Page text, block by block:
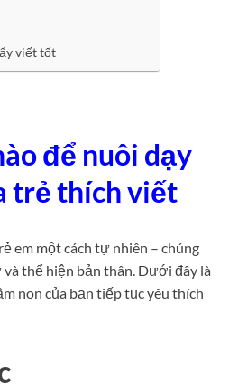
viết tốt
để nuôi dạy
trẻ thích viết
em một cách tự nhiên – chúng
thể hiện bản thân. Dưới đây là
non của bạn tiếp tục yêu thích